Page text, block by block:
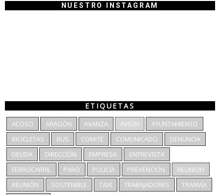
NUESTRO INSTAGRAM
ETIQUETAS
ACOSO ARAGÓN AVANZA AVIÓN
AYUNTAMIENTO
BICICLETAS
BUS COMITÉ COMUNICADO
DENUNCIA
DEUDA
DIRECCIÓN EMPRESA
ENTREVISTA
FERROCARRIL
PARO POLICÍA PREVENCIÓN
REUNION
REUNIÓN
SOSTENIBLE TAXI TRABAJADORES TRANVÍA